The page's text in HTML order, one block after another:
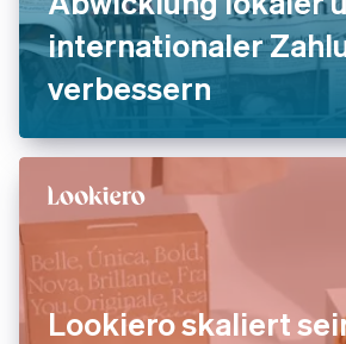
internationaler
verbessern
Lookiero skaliert